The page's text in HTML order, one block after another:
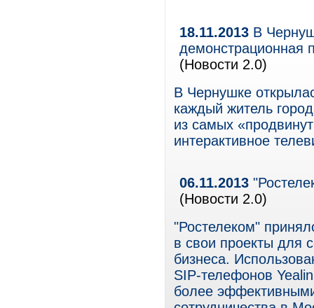
18.11.2013 В
демонстрационная
(Новости 2.0)
В Чернушке
каждый житель
из самых
интерактивное
06.11.2013
(Новости 2.0)
"Ростелеком"
в свои проекты для
бизнеса.
SIP-телефонов
более